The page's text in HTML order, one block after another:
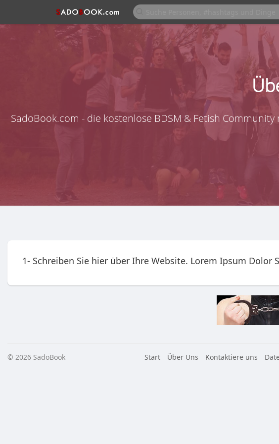
SadoBook.com - die kostenlose BDSM & Fetish
1- Schreiben Sie hier über Ihre Website. Lorem Ipsum Dolor
© 2026 SadoBook Start Über Uns Kontaktiere uns